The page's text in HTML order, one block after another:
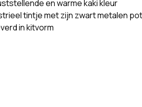
en warme kaki kleur
tintje met zijn zwart metalen
in kitvorm